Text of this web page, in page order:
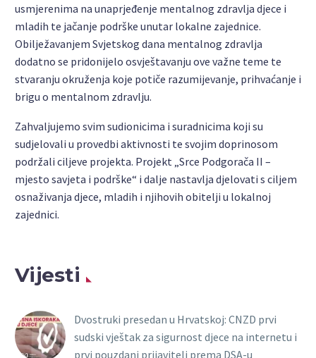
usmjerenima na unaprjeđenje mentalnog zdravlja djece i
mladih te jačanje podrške unutar lokalne zajednice.
Obilježavanjem Svjetskog dana mentalnog zdravlja
dodatno se pridonijelo osvještavanju ove važne teme te
stvaranju okruženja koje potiče razumijevanje, prihvaćanje i
brigu o mentalnom zdravlju.
Zahvaljujemo svim sudionicima i suradnicima koji su
sudjelovali u provedbi aktivnosti te svojim doprinosom
podržali ciljeve projekta. Projekt „Srce Podgorača II –
mjesto savjeta i podrške“ i dalje nastavlja djelovati s ciljem
osnaživanja djece, mladih i njihovih obitelji u lokalnoj
zajednici.
Vijesti
Dvostruki presedan u Hrvatskoj: CNZD prvi
sudski vještak za sigurnost djece na internetu i
prvi pouzdani prijavitelj prema DSA-u